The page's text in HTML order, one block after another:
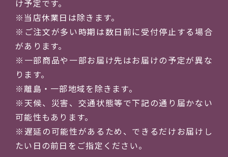
け予定です。
※当店休業日は除きます。
※ご注文が多い時期は数日前に受付停止する場合
があります。
※一部商品や一部お届け先はお届けの予定が異な
ります。
※離島・一部地域を除きます。
※天候、災害、交通状態等で下記の通り届かない
可能性もあります。
※遅延の可能性があるため、できるだけお届けし
たい日の前日をご指定ください。